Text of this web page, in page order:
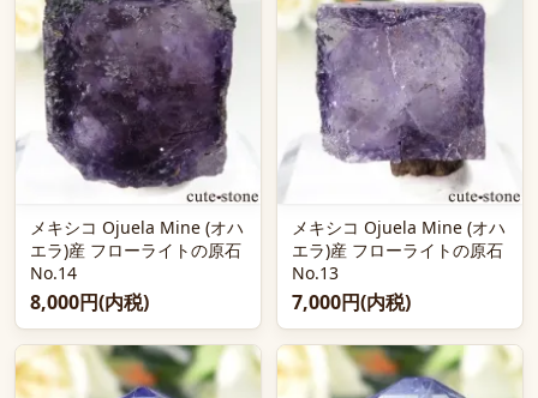
メキシコ Ojuela Mine (オハ
エラ)産 フローライトの原石
No.14
8,000円(内税)
メキシコ Ojuela Mine (オハ
エラ)産 フローライトの原石
No.13
7,000円(内税)